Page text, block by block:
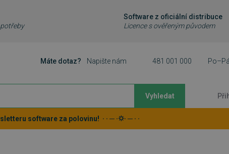
Software z oficiální distribuce
Licence s ověřeným původem
Máte dotaz? Napište nám 481 001 000
Vyhledat
software za polovinu! · · ─ ·⛭· ─ · ·